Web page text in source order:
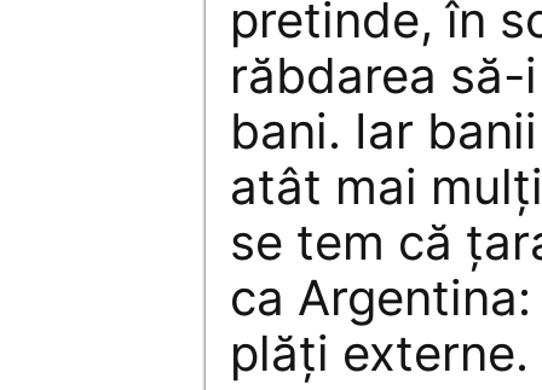
pretinde, în
răbdarea
bani. Iar
atât mai
se tem că
ca
plăţi externe.